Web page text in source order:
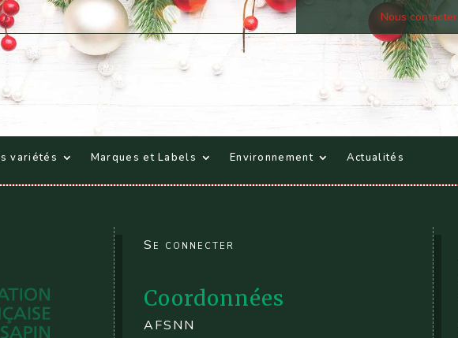
Nous contacter
variétés Marques et Labels Environnement Actualités
Se connecter
Coordonnées
AFSNN